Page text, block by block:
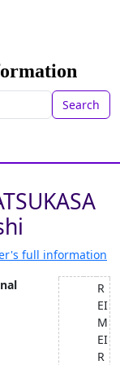
Search
full information
R
EI
M
EI
R